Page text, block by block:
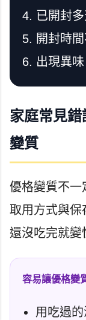
已開封
開封時
出現異
家庭常見
變質
優格變質不一
取用方式與保
還沒吃完就變
容易讓優格變
用吃過